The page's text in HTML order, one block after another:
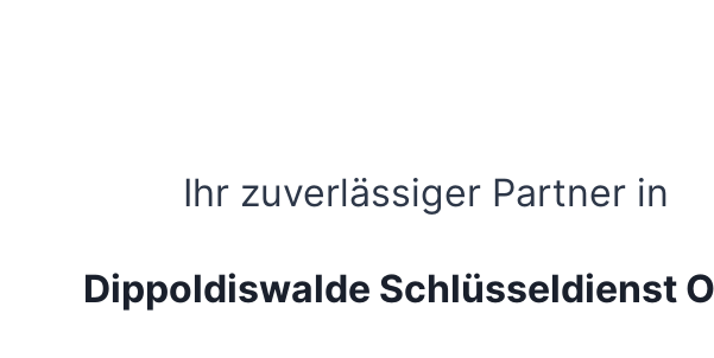
Ihr zuverlässiger Partner in
Dippoldiswalde Schlüsseldienst